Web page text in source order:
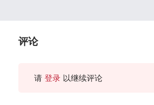
评论
请 登录 以继续评论